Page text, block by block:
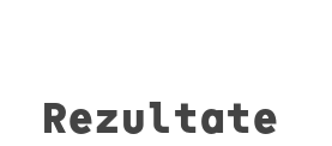
Rezultate